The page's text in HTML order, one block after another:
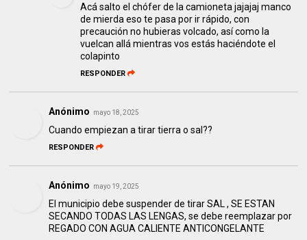
Acá salto el chófer de la camioneta jajajaj manco
de mierda eso te pasa por ir rápido, con
precaución no hubieras volcado, así como la
vuelcan allá mientras vos estás haciéndote el
colapinto
RESPONDER
Anónimo mayo 18, 2025
Cuando empiezan a tirar tierra o sal??
RESPONDER
Anónimo mayo 19, 2025
El municipio debe suspender de tirar SAL , SE ESTAN
SECANDO TODAS LAS LENGAS, se debe reemplazar por
REGADO CON AGUA CALIENTE ANTICONGELANTE